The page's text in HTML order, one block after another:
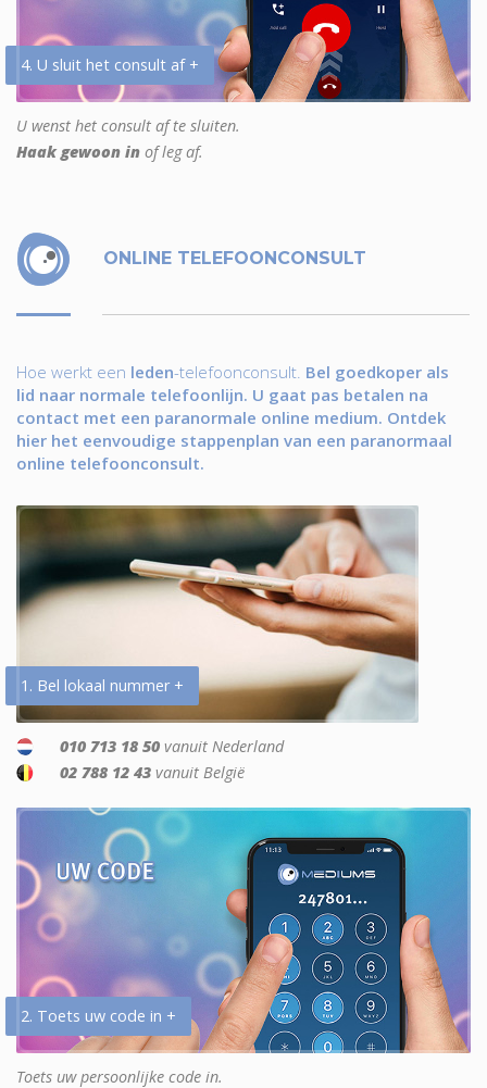
4. U sluit het consult af +
U wenst het consult af te sluiten.
Haak gewoon in of leg af.
ONLINE TELEFOONCONSULT
Hoe werkt een leden-telefoonconsult. Bel goedkoper als
lid naar normale telefoonlijn. U gaat pas betalen na
contact met een paranormale online medium. Ontdek
hier het eenvoudige stappenplan van een paranormaal
online telefoonconsult.
1. Bel lokaal nummer +
010 713 18 50 vanuit Nederland
02 788 12 43 vanuit België
2. Toets uw code in +
Toets uw persoonlijke code in.